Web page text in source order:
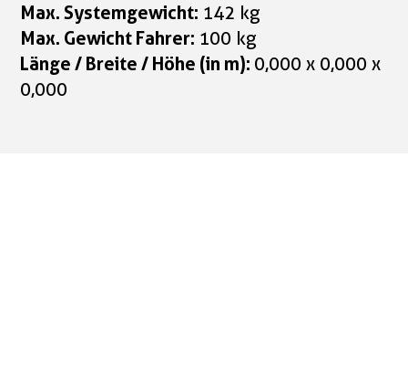
Max. Systemgewicht: 142 kg
Max. Gewicht Fahrer: 100 kg
Länge / Breite / Höhe (in m): 0,000 x 0,000 x
0,000